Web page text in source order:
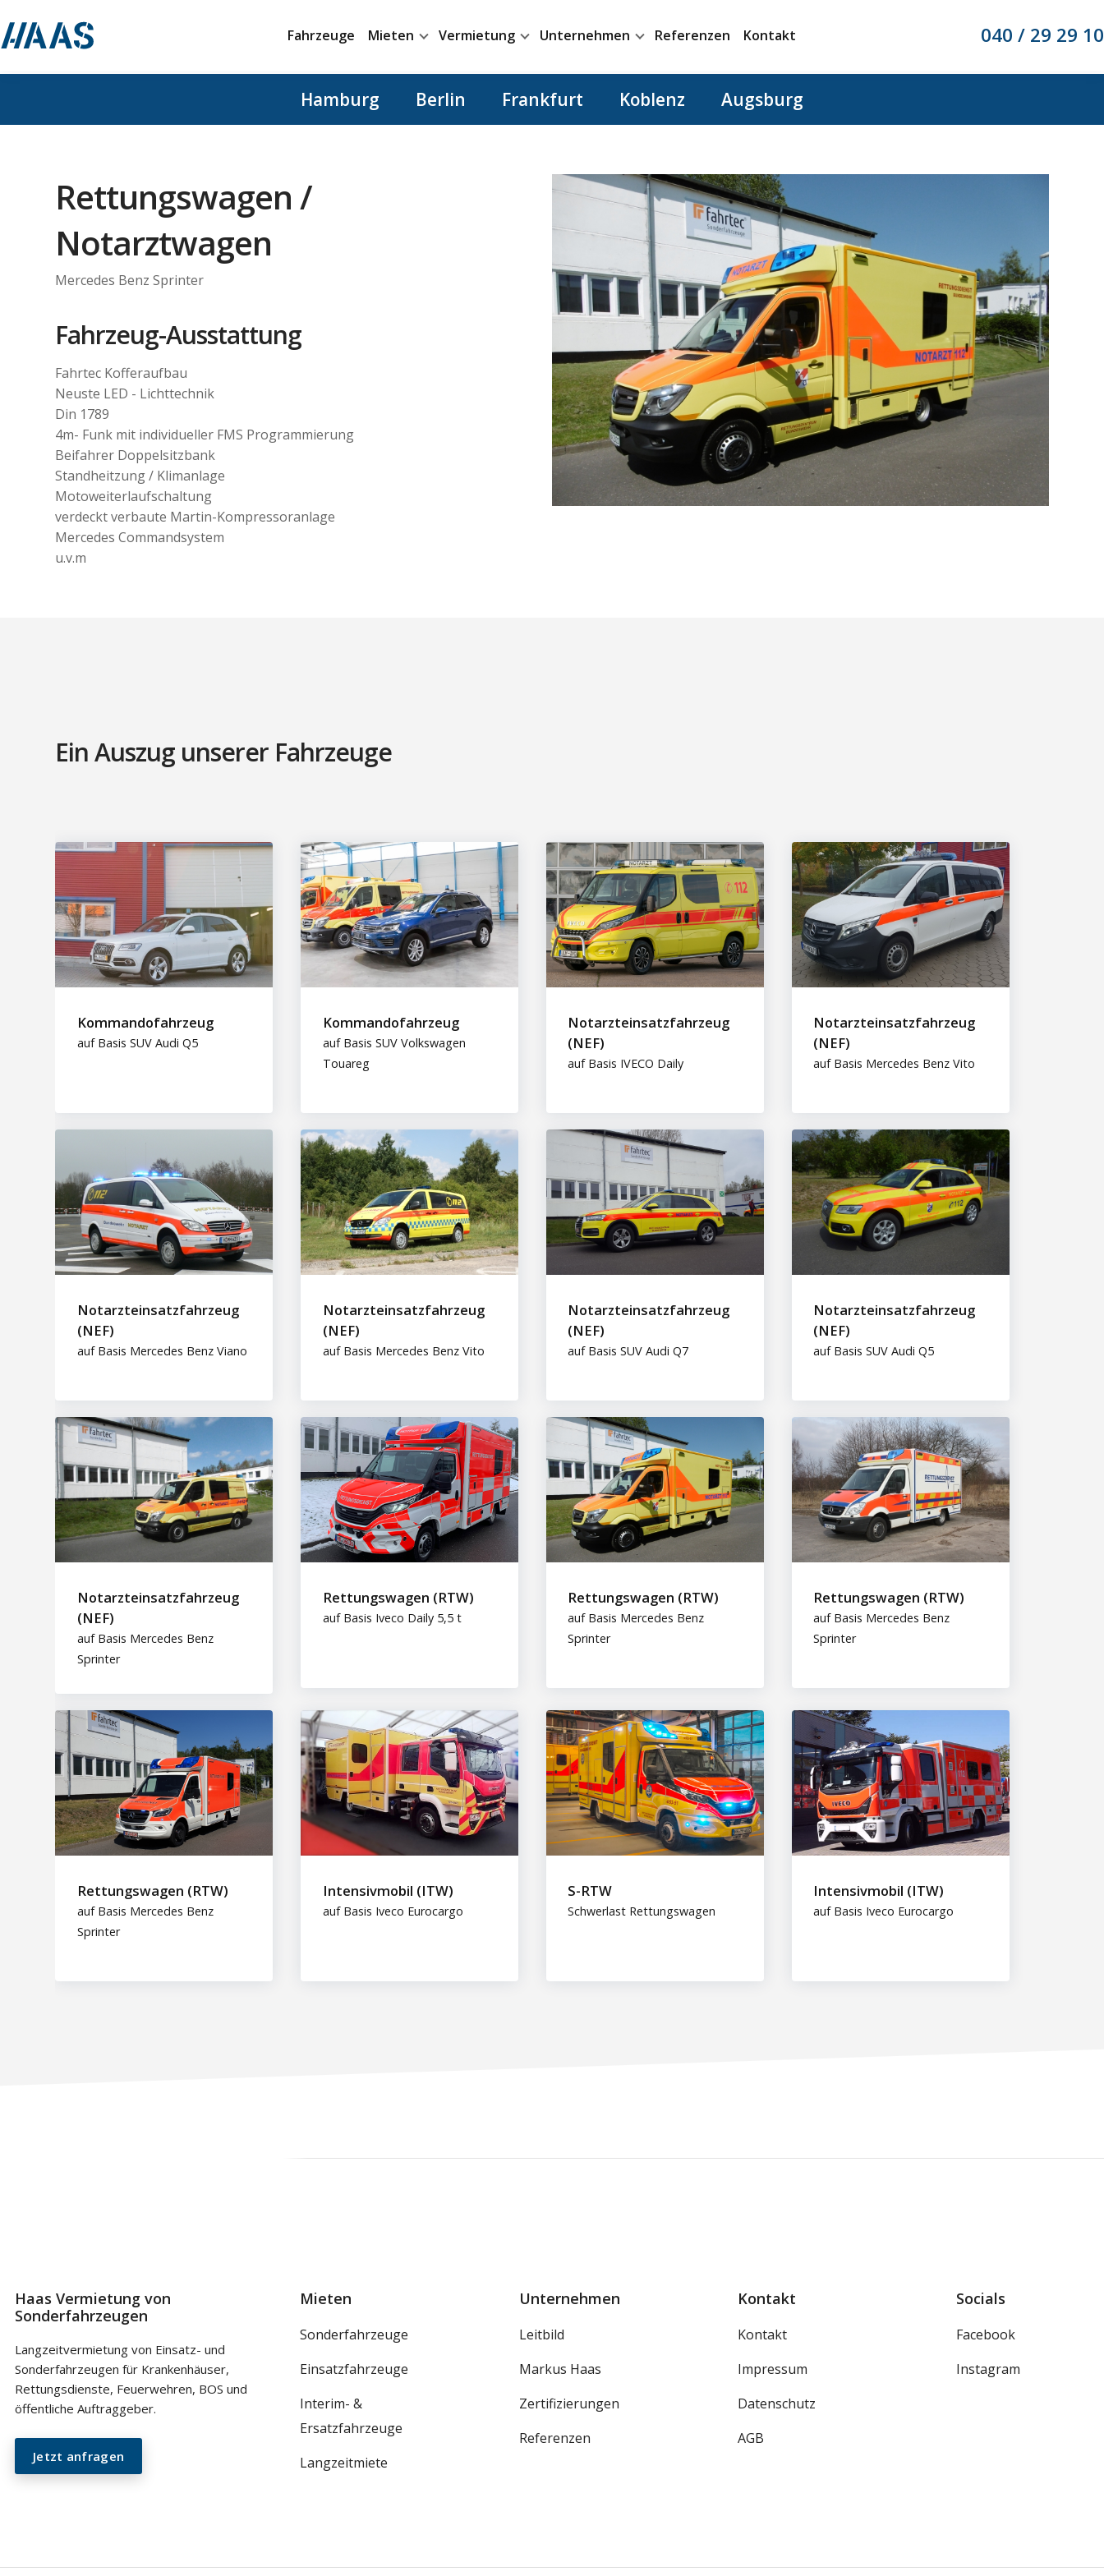
Fahrzeuge Mieten Vermietung Unternehmen Referenzen Kontakt 040 / 29 29 10
Hamburg Berlin Frankfurt Koblenz Augsburg
Rettungswagen /
Notarztwagen
Mercedes Benz Sprinter
Fahrzeug-Ausstattung
Fahrtec Kofferaufbau
Neuste LED - Lichttechnik
Din 1789
4m- Funk mit individueller FMS Programmierung
Beifahrer Doppelsitzbank
Standheitzung / Klimanlage
Motoweiterlaufschaltung
verdeckt verbaute Martin-Kompressoranlage
Mercedes Commandsystem
u.v.m
Ein Auszug unserer Fahrzeuge
Kommandofahrzeug
auf Basis SUV Audi Q5
Kommandofahrzeug
auf Basis SUV Volkswagen
Touareg
Notarzteinsatzfahrzeug
(NEF)
auf Basis IVECO Daily
Notarzteinsatzfahrzeug
(NEF)
auf Basis Mercedes Benz Vito
Notarzteinsatzfahrzeug
(NEF)
auf Basis Mercedes Benz Viano
Notarzteinsatzfahrzeug
(NEF)
auf Basis Mercedes Benz Vito
Notarzteinsatzfahrzeug
(NEF)
auf Basis SUV Audi Q7
Notarzteinsatzfahrzeug
(NEF)
auf Basis SUV Audi Q5
Notarzteinsatzfahrzeug
(NEF)
auf Basis Mercedes Benz
Sprinter
Rettungswagen (RTW)
auf Basis Iveco Daily 5,5 t
Rettungswagen (RTW)
auf Basis Mercedes Benz
Sprinter
Rettungswagen (RTW)
auf Basis Mercedes Benz
Sprinter
Rettungswagen (RTW)
auf Basis Mercedes Benz
Sprinter
Intensivmobil (ITW)
auf Basis Iveco Eurocargo
S-RTW
Schwerlast Rettungswagen
Intensivmobil (ITW)
auf Basis Iveco Eurocargo
Haas Vermietung von
Sonderfahrzeugen
Langzeitvermietung von Einsatz- und
Sonderfahrzeugen für Krankenhäuser,
Rettungsdienste, Feuerwehren, BOS und
öffentliche Auftraggeber.
Jetzt anfragen
Mieten
Sonderfahrzeuge
Einsatzfahrzeuge
Interim- &
Ersatzfahrzeuge
Langzeitmiete
Unternehmen
Leitbild
Markus Haas
Zertifizierungen
Referenzen
Kontakt
Kontakt
Impressum
Datenschutz
AGB
Socials
Facebook
Instagram